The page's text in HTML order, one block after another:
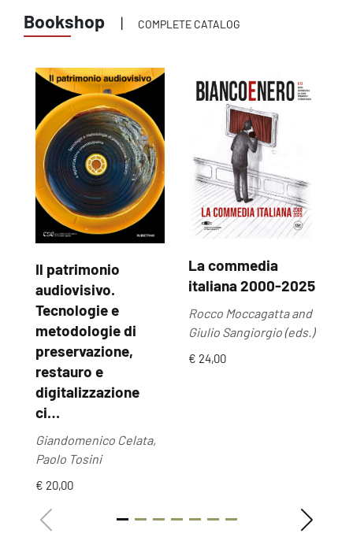
Bookshop | COMPLETE CATALOG
Il patrimonio
audiovisivo.
Tecnologie e
metodologie di
preservazione,
restauro e
digitalizzazione
ci…
Giandomenico Celata,
Paolo Tosini
€ 20,00
La commedia
italiana 2000-2025
Rocco Moccagatta and
Giulio Sangiorgio (eds.)
€ 24,00